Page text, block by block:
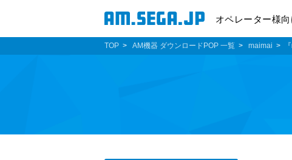
オペレーター様
TOP AM機器 ダウンロードPOP 一覧 maimai